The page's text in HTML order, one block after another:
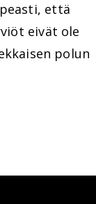
että
eivät ole
polun